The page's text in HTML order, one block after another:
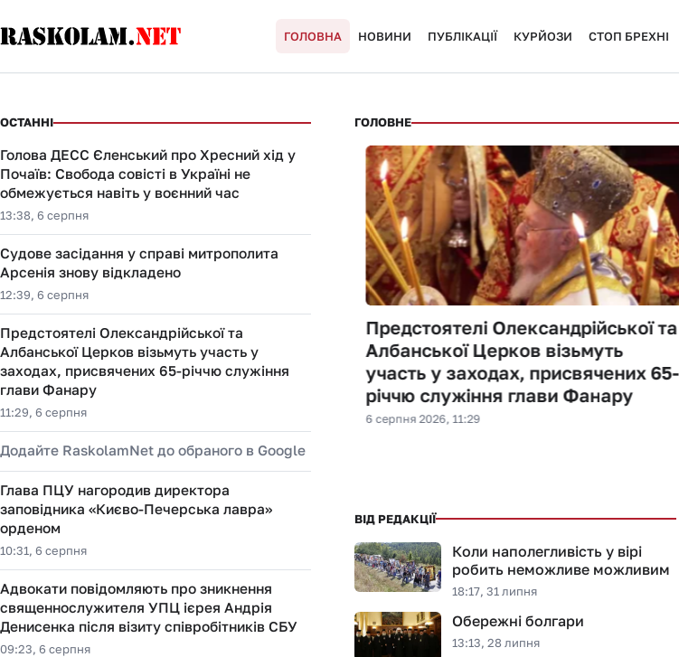
ГОЛОВНА НОВИНИ ПУБЛІКАЦІЇ КУРЙОЗИ СТОП БРЕХНІ
Raskolamnet.info ua
ОСТАННІ
Голова ДЕСС Єленський про Хресний хід у
Почаїв: Свобода совісті в Україні не
обмежується навіть у воєнний час
13:38, 6 серпня
Судове засідання у справі митрополита
Арсенія знову відкладено
12:39, 6 серпня
Предстоятелі Олександрійської та
Албанської Церков візьмуть участь у
заходах, присвячених 65-річчю служіння
глави Фанару
11:29, 6 серпня
Додайте RaskolamNet до обраного в Google
Глава ПЦУ нагородив директора
заповідника «Києво-Печерська лавра»
орденом
10:31, 6 серпня
Адвокати повідомляють про зникнення
священнослужителя УПЦ ієрея Андрія
Денисенка після візиту співробітників СБУ
09:23, 6 серпня
ГОЛОВНЕ
Судове засідання у справі
митрополита Арсенія знову
відкладено
6 серпня 2026, 12:39
Предстоятелі Олександрійської та
Албанської Церков візьмуть
участь у заходах, присвячених 65-
річчю служіння глави Фанару
6 серпня 2026, 11:29
ВІД РЕДАКЦІЇ
Коли наполегливість у вірі
робить неможливе можливим
18:17, 31 липня
Обережні болгари
13:13, 28 липня